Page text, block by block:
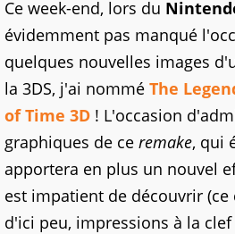
Ce week-end, lors du
évidemment pas manqué
quelques nouvelles images
la 3DS, j'ai nommé The
of Time 3D ! L'occasion
graphiques de ce remake, qui
apportera en plus un nouvel
est impatient de découvrir
d'ici peu, impressions à la